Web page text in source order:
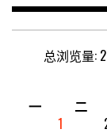
总浏览量:
一
二
1